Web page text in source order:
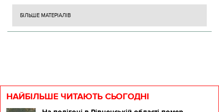
БІЛЬШЕ МАТЕРІАЛІВ
НАЙБІЛЬШЕ ЧИТАЮТЬ СЬОГОДНІ